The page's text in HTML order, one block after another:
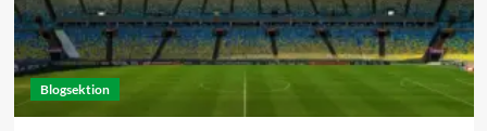
Blogsektion